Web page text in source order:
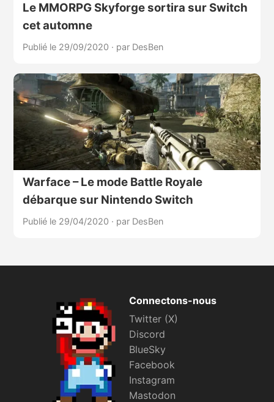
Le MMORPG Skyforge sortira sur Switch
cet automne
Publié le 29/09/2020 · par DesBen
Warface – Le mode Battle Royale
débarque sur Nintendo Switch
Publié le 29/04/2020 · par DesBen
Connectons-nous
Twitter (X)
Discord
BlueSky
Facebook
Instagram
Mastodon